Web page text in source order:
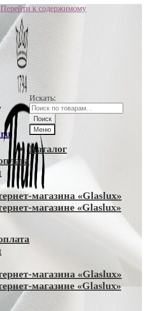
Перейти к содержимому
Искать:
Поиск
Меню
Каталог
магазина «Glaslux»
магазине «Glaslux»
магазина «Glaslux»
магазине «Glaslux»